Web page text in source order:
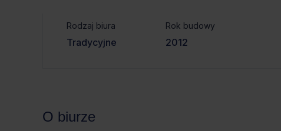
Rodzaj biura
Tradycyjne
Rok budowy
2012
O biurze